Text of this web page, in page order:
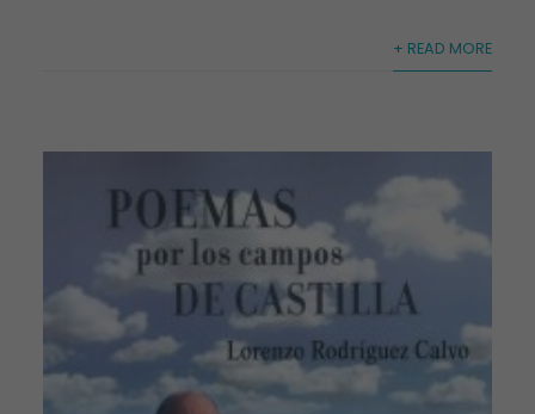
+ READ MORE